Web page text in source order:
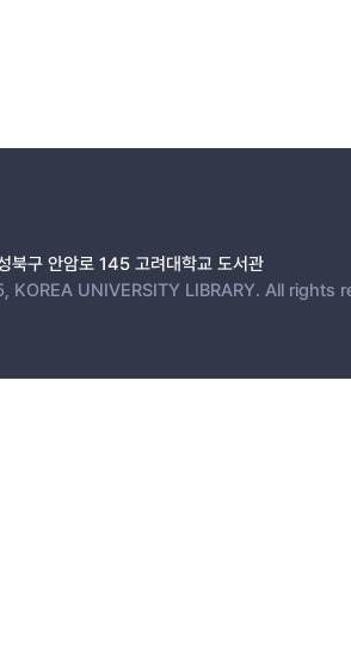
북구 안암로 145 고려대학교 도서관
UNIVERSITY LIBRARY. All rights